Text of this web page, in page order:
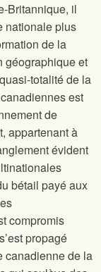
Britannique, il
nationale plus
de la
géographique et
totalité de la
est
de
appartenant à
évident
bétail payé aux
compromis
propagé
canadienne de la